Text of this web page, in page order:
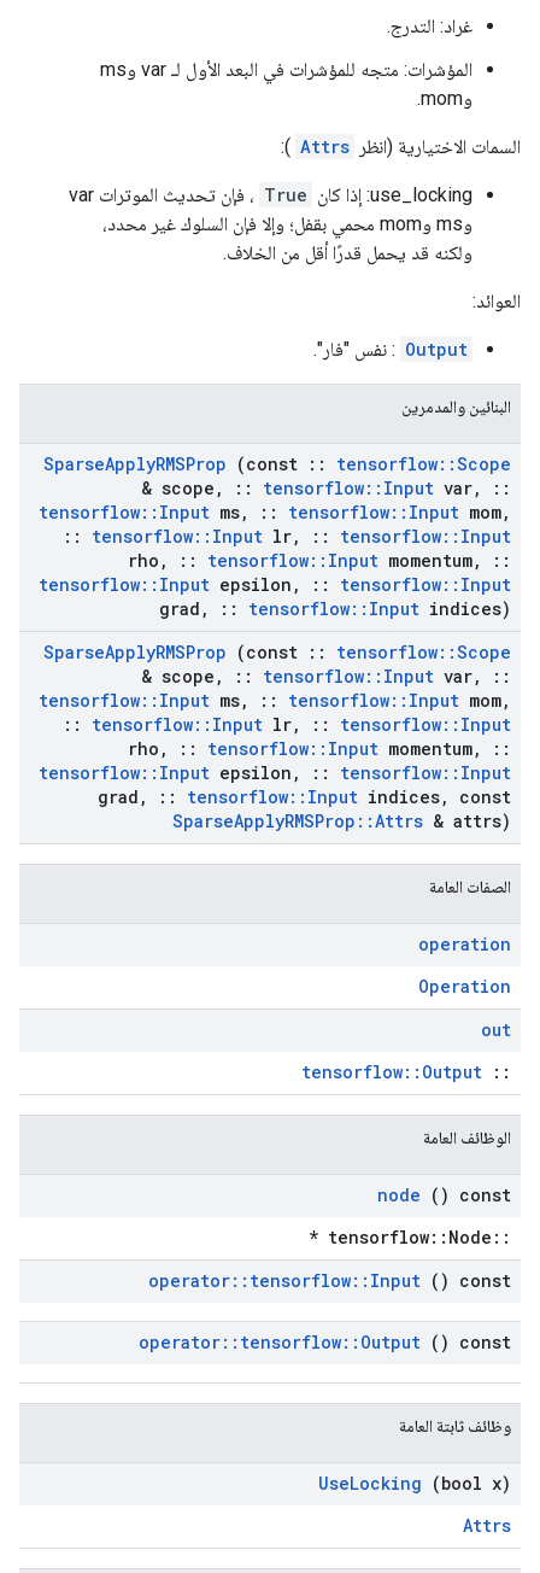
غراد: التدرج.
المؤشرات: متجه للمؤشرات في البعد الأول لـ var وms
وmom.
السمات الاختيارية (انظر Attrs
):
use_locking: إذا كان True
، فإن تحديث الموترات var
وms وmom محمي بقفل؛ وإلا فإن السلوك غير محدد،
ولكنه قد يحمل قدرًا أقل من الخلاف.
العوائد:
Output : نفس "فار".
البنائين والمدمرين
SparseApplyRMSProp (const :: tensorflow::Scope
& scope , :: tensorflow:: Input var,
::
tensorflow:: Input ms, :: tensorflow:: Input mom,
::
tensorflow:: Input lr, :: tensorflow:: Input
rho , :: tensorflow:: Input momentum,
::
tensorflow:: Input epsilon , :: tensorflow:: Input
grad , :: tensorflow:: Input indices)
SparseApplyRMSProp (const :: tensorflow::Scope
& scope , :: tensorflow:: Input var,
::
tensorflow:: Input ms, :: tensorflow:: Input mom,
::
tensorflow:: Input lr, :: tensorflow:: Input
rho , :: tensorflow:: Input momentum,
::
tensorflow:: Input epsilon , :: tensorflow:: Input
grad , :: tensorflow:: Input indices,
const
SparseApplyRMSProp ::Attrs & attrs)
الصفات العامة
operation
Operation
out
::
tensorflow::Output
الوظائف العامة
node () const
::tensorflow::Node *
operator:: tensorflow:: Input () const
operator:: tensorflow:: Output () const
وظائف ثابتة العامة
UseLocking (bool x)
Attrs